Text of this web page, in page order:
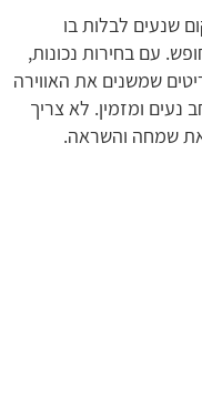
שנעים לבלות בו
עם בחירות נכונות,
שמשנים את האווירה
נעים ומזמין. לא צריך
שמחה והשראה.